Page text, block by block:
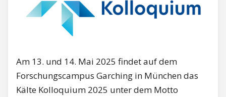
Am 13. und 14. Mai 2025 findet auf dem
Forschungscampus Garching in München das
Kälte Kolloquium 2025 unter dem Motto